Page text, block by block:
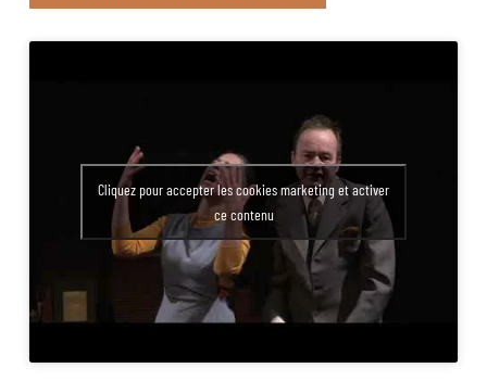
Cliquez pour accepter les cookies marketing et activer
ce contenu